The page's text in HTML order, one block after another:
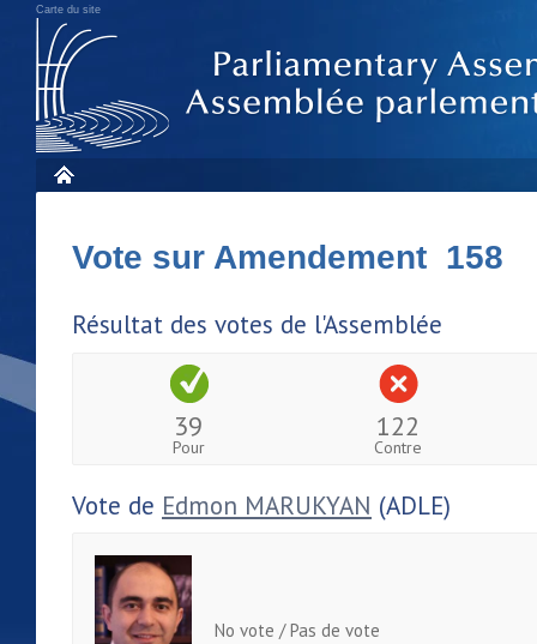
Carte du site
Vote sur Amendement 158
Résultat des votes de l'Assemblée
39
Pour
122
Contre
Vote de Edmon MARUKYAN (ADLE)
No vote / Pas de vote